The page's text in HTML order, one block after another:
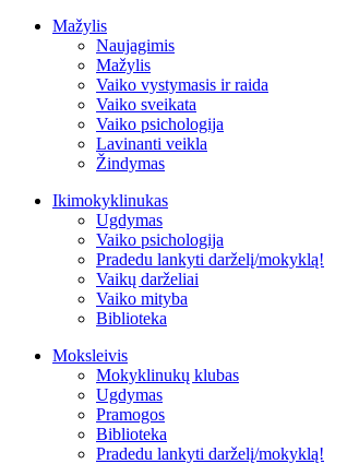
Mažylis
Naujagimis
Mažylis
Vaiko vystymasis ir raida
Vaiko sveikata
Vaiko psichologija
Lavinanti veikla
Žindymas
Ikimokyklinukas
Ugdymas
Vaiko psichologija
Pradedu lankyti darželį/mokyklą!
Vaikų darželiai
Vaiko mityba
Biblioteka
Moksleivis
Mokyklinukų klubas
Ugdymas
Pramogos
Biblioteka
Pradedu lankyti darželį/mokyklą!